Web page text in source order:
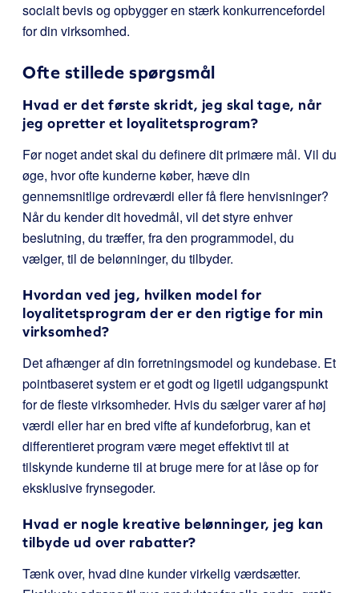
socialt bevis og opbygger en stærk konkurrencefordel
for din virksomhed.
Ofte stillede spørgsmål
Hvad er det første skridt, jeg skal tage, når
jeg opretter et loyalitetsprogram?
Før noget andet skal du definere dit primære mål. Vil du
øge, hvor ofte kunderne køber, hæve din
gennemsnitlige ordreværdi eller få flere henvisninger?
Når du kender dit hovedmål, vil det styre enhver
beslutning, du træffer, fra den programmodel, du
vælger, til de belønninger, du tilbyder.
Hvordan ved jeg, hvilken model for
loyalitetsprogram der er den rigtige for min
virksomhed?
Det afhænger af din forretningsmodel og kundebase. Et
pointbaseret system er et godt og ligetil udgangspunkt
for de fleste virksomheder. Hvis du sælger varer af høj
værdi eller har en bred vifte af kundeforbrug, kan et
differentieret program være meget effektivt til at
tilskynde kunderne til at bruge mere for at låse op for
eksklusive frynsegoder.
Hvad er nogle kreative belønninger, jeg kan
tilbyde ud over rabatter?
Tænk over, hvad dine kunder virkelig værdsætter.